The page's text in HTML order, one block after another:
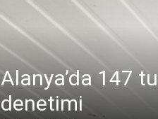
Alanya’da 147
denetimi